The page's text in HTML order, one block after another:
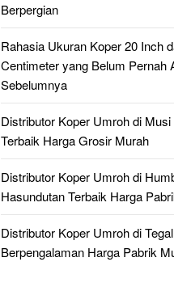
Berpergian
Rahasia Ukuran Koper 20 Inch
Centimeter yang Belum Pernah
Sebelumnya
Distributor Koper Umroh di
Terbaik Harga Grosir Murah
Distributor Koper Umroh di
Hasundutan Terbaik Harga
Distributor Koper Umroh di Tegal
Berpengalaman Harga Pabrik